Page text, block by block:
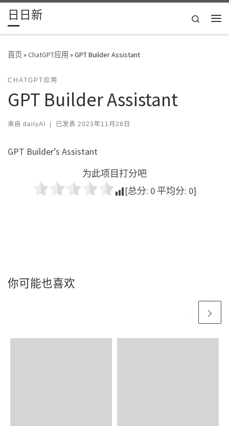
Skip to content
日日新
Search
首页»ChatGPT应用 »GPT Builder Assistant
CHATGPT应用
GPT Builder Assistant
来自 dailyAI | 已发表 2023年11月28日
GPT Builder’s Assistant
为此项目打分吧
[总分: 0 平均分: 0]
你可能也喜欢